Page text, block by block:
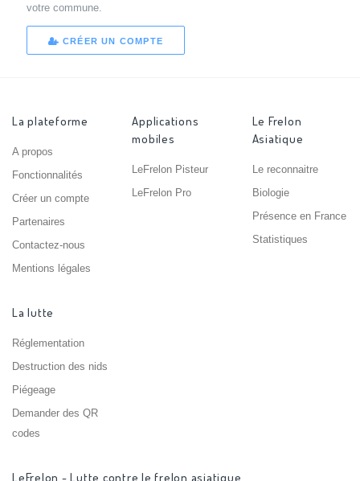
votre commune.
CRÉER UN COMPTE
La plateforme
A propos
Fonctionnalités
Créer un compte
Partenaires
Contactez-nous
Mentions légales
Applications
mobiles
LeFrelon Pisteur
LeFrelon Pro
Le Frelon
Asiatique
Le reconnaitre
Biologie
Présence en France
Statistiques
La lutte
Réglementation
Destruction des nids
Piégeage
Demander des QR
codes
LeFrelon - Lutte contre le frelon asiatique